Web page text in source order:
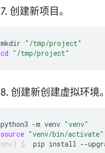
7. 创建新项目。
mkdir "/tmp/project"
cd "/tmp/project"
8. 创建新创建虚拟环境。
python3 -m venv "venv"
source "venv/bin/activate"
pip install --